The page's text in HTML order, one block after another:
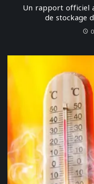
Un rapport officiel
de stockage